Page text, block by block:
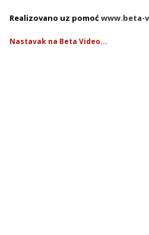
Realizovano uz pomoćwww.beta-
Nastavak na Beta Video...